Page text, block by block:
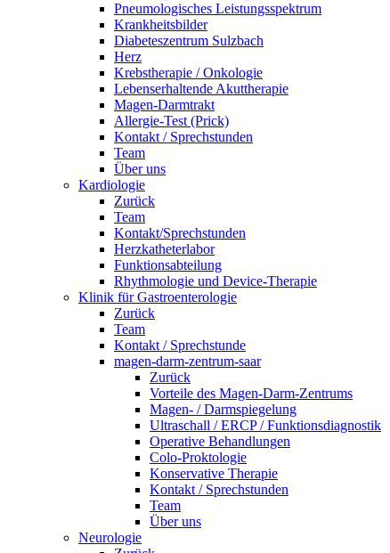
Pneumologisches Leistungsspektrum
Krankheitsbilder
Diabeteszentrum Sulzbach
Herz
Krebstherapie / Onkologie
Lebenserhaltende Akuttherapie
Magen-Darmtrakt
Allergie-Test (Prick)
Kontakt / Sprechstunden
Team
Über uns
Kardiologie
Zurück
Team
Kontakt/Sprechstunden
Herzkatheterlabor
Funktionsabteilung
Rhythmologie und Device-Therapie
Klinik für Gastroenterologie
Zurück
Team
Kontakt / Sprechstunde
magen-darm-zentrum-saar
Zurück
Vorteile des Magen-Darm-Zentrums
Magen- / Darmspiegelung
Ultraschall / ERCP / Funktionsdiagnostik
Operative Behandlungen
Colo-Proktologie
Konservative Therapie
Kontakt / Sprechstunden
Team
Über uns
Neurologie